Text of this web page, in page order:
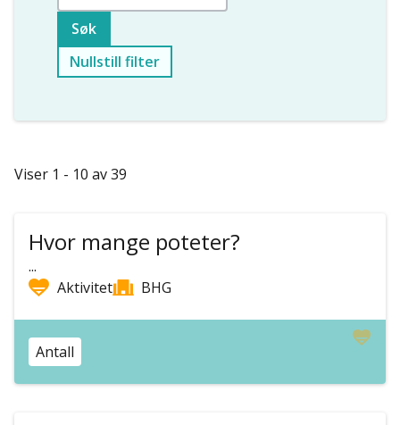
Nullstill filter
Viser 1 - 10 av 39
Hvor mange poteter?
...
Aktivitet
BHG
Antall